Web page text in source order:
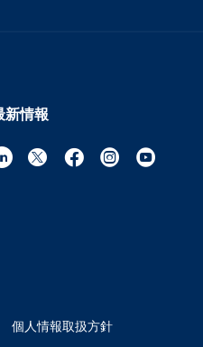
新情報
個人情報取扱方針